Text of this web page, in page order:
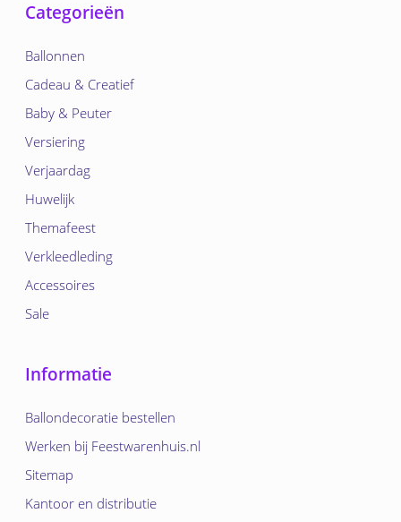
Categorieën
Ballonnen
Cadeau & Creatief
Baby & Peuter
Versiering
Verjaardag
Huwelijk
Themafeest
Verkleedleding
Accessoires
Sale
Informatie
Ballondecoratie bestellen
Werken bij Feestwarenhuis.nl
Sitemap
Kantoor en distributie